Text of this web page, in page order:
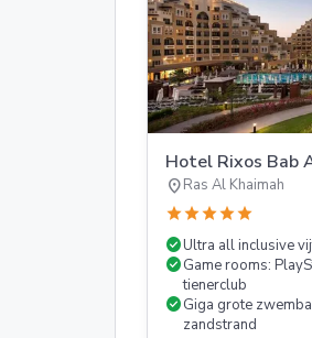
Hotel Rixos Bab
location_onRas Al Khaimah
starstarstarstarstar
check_circleUltra all inclusive
check_circleGame rooms:
tienerclub
check_circleGiga grote
zandstrand